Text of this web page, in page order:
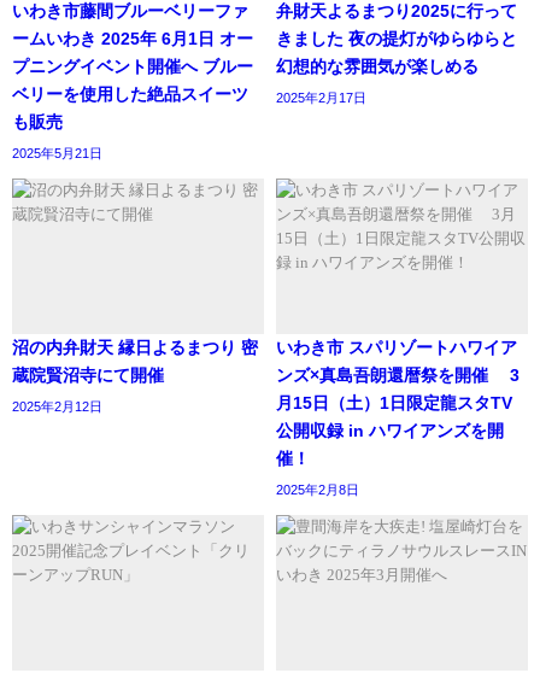
いわき市藤間ブルーベリーファ
ームいわき 2025年 6月1日 オー
プニングイベント開催へ ブルー
ベリーを使用した絶品スイーツ
も販売
2025年5月21日
弁財天よるまつり2025に行って
きました 夜の提灯がゆらゆらと
幻想的な雰囲気が楽しめる
2025年2月17日
沼の内弁財天 縁日よるまつり 密
蔵院賢沼寺にて開催
2025年2月12日
いわき市 スパリゾートハワイア
ンズ×真島吾朗還暦祭を開催 3
月15日（土）1日限定龍スタTV
公開収録 in ハワイアンズを開
催！
2025年2月8日